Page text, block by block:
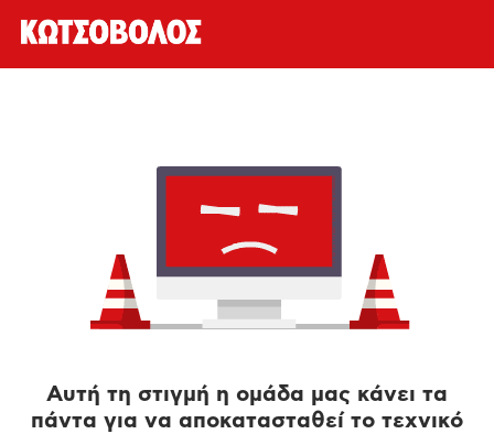
Αυτή τη στιγμή η ομάδα μας κάνει τα
πάντα για να αποκατασταθεί το τεχνικό